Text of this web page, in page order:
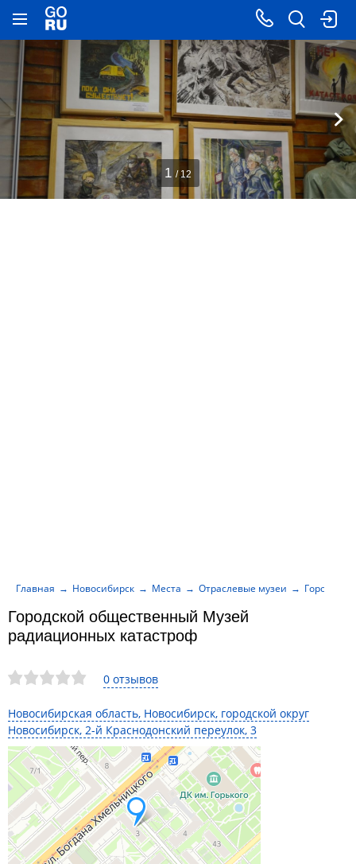
0 отзывов
Новосибирская область, Новосибирск, городской округ
Новосибирск, 2-й Краснодонский переулок, 3
Городской общественный Музей
радиационных катастроф
Главная Новосибирск Места Отраслевые музеи
1 / 12